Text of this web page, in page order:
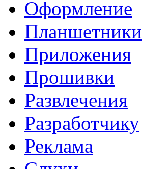
Оформление
Планшетники
Приложения
Прошивки
Развлечения
Разработчику
Реклама